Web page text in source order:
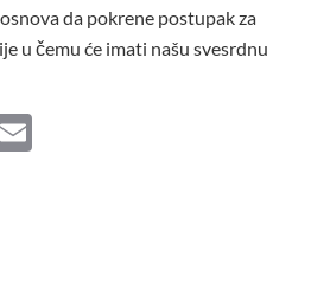
da pokrene postupak za
u čemu će imati našu svesrdnu